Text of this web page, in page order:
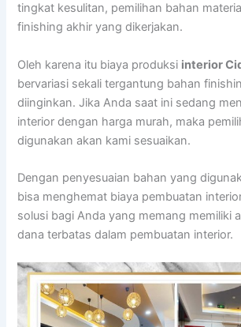
tingkat kesulitan, pemilihan bahan
finishing akhir yang dikerjakan.
Oleh karena itu biaya produksi interior
bervariasi sekali tergantung bahan
diinginkan. Jika Anda saat ini sedang
interior dengan harga murah, maka
digunakan akan kami sesuaikan.
Dengan penyesuaian bahan yang
bisa menghemat biaya pembuatan
solusi bagi Anda yang memang memiliki
dana terbatas dalam pembuatan interior.